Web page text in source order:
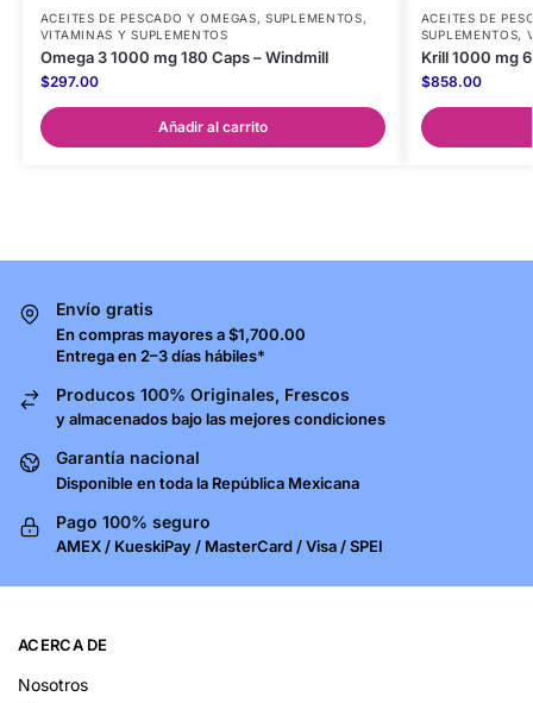
ACEITES DE PESCADO Y OMEGAS,SUPLEMENTOS,
VITAMINAS Y SUPLEMENTOS
Omega 3 1000 mg 180 Caps – Windmill
$297.00
Añadir al carrito
ACEITES DE
SUPLEMENTOS,
Krill 1000 mg
$858.00
Envío gratis
En compras mayores a $1,700.00
Entrega en 2–3 días hábiles*
Producos 100% Originales, Frescos
y almacenados bajo las mejores condiciones
Garantía nacional
Disponible en toda la República Mexicana
Pago 100% seguro
AMEX / KueskiPay / MasterCard / Visa / SPEI
ACERCA DE
Nosotros